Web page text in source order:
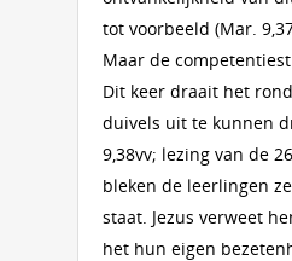
tot voorbeeld (Mar.
Maar de
Dit keer draait het
duivels uit te kunnen
9,38vv; lezing van de
bleken de leerlingen
staat. Jezus verweet
het hun eigen